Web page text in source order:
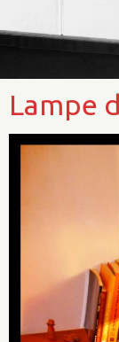
Lampe